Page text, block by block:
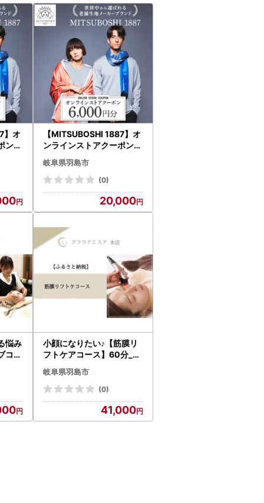
】オ
ン(3
【MITSUBOSHI 1887】オ
ンラインストアクーポン(6
,000円分)_旅行券・チケ
ット _【1304678】
岐阜県羽島市
(0)
20,000
悩み
コー
小顔になりたい♪【筋膜リ
フトケアコース】60分_旅
行券・チケット 体験チケ
ット _【1529562】
岐阜県羽島市
(0)
41,000